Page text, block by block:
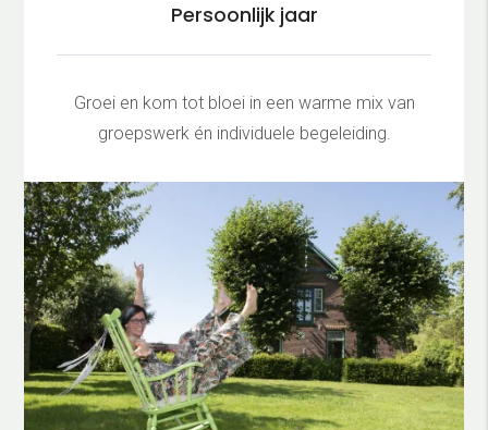
Persoonlijk jaar
Groei en kom tot bloei in een warme mix van
groepswerk én individuele begeleiding.